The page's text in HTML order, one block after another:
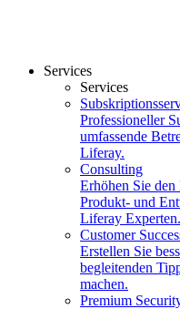
Services
Services
Professioneller
umfassende
Liferay.
Consulting
Erhöhen Sie
Produkt- und
Liferay Experten.
Customer
Erstellen Sie
begleitenden
machen.
Premium